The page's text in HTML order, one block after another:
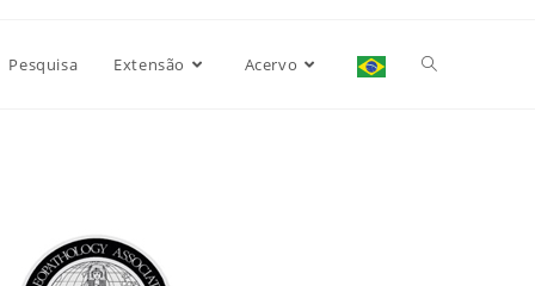
Pesquisa Extensão Acervo